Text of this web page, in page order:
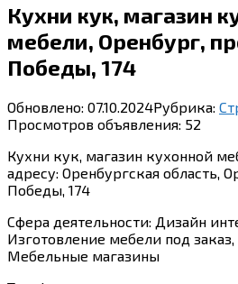
Кухни кук, магазин
мебели, Оренбург,
Победы, 174
Обновлено: 07.10.2024Рубрика:
Просмотров объявления: 52
Кухни кук, магазин кухонной
адресу: Оренбургская область,
Победы, 174
Сфера деятельности: Дизайн
Изготовление мебели под
Мебельные магазины